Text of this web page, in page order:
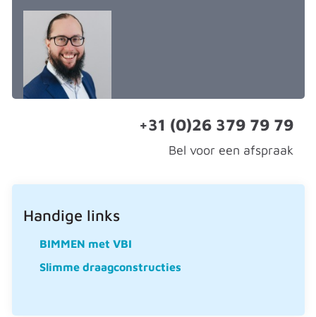
+31 (0)26 379 79 79
Bel voor een afspraak
Handige links
BIMMEN met VBI
Slimme draagconstructies